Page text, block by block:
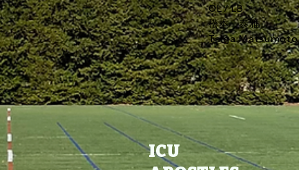
OL / LB
松本 泰雅
Taiga Matsumoto
ICU